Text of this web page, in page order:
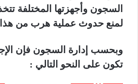
السجون وأجهزتها المختلفة
لمنع حدوث عملية هرب من هذا
وبحسب إدارة السجون فإن
تكون على النحو التالي :